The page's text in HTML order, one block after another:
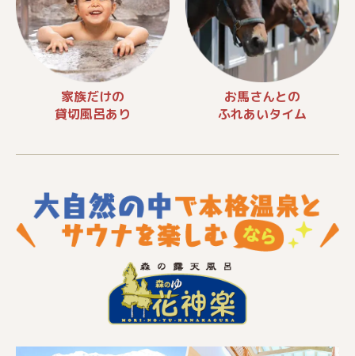
家族だけの
貸切風呂あり
お馬さんとの
ふれあいタイム